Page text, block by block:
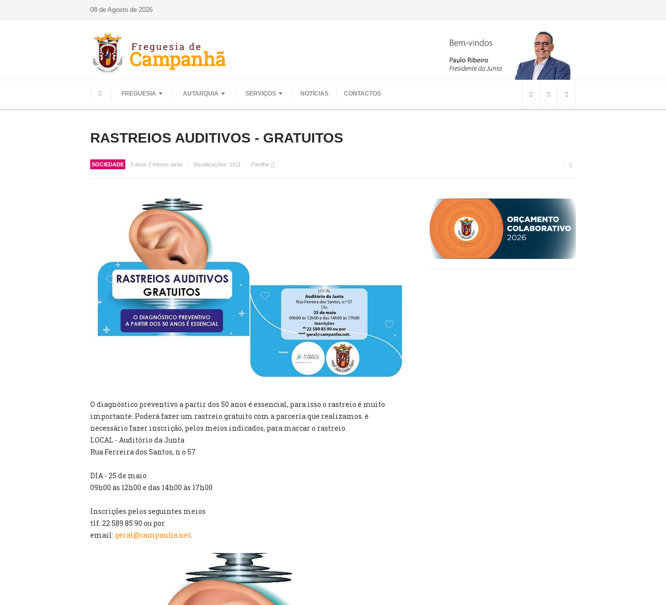
08 de Agosto de 2026
FREGUESIA AUTARQUIA SERVIÇOS NOTÍCIAS CONTACTOS
RASTREIOS AUDITIVOS - GRATUITOS
SOCIEDADE 3 anos 2 meses atrás Visualizações: 1611 Partilhe
O diagnóstico preventivo a partir dos 50 anos é essencial, para isso o rastreio é muito
importante. Poderá fazer um rastreio gratuito com a parceria que realizamos. è
necessário fazer inscrição, pelos meios indicados, para marcar o rastreio.
LOCAL - Auditório da Junta
Rua Ferreira dos Santos, n.o 57
DIA - 25 de maio
09h00 às 12h00 e das 14h00 às 17h00
Inscrições pelos seguintes meios
tlf: 22 589 85 90 ou por
email: geral@campanha.net.